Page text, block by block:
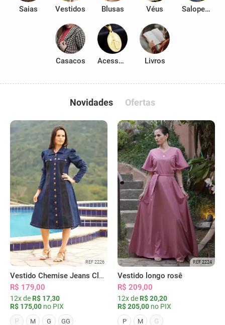
Saias Vestidos Blusas Véus Salopetes
Casacos Acessórios Livros
Novidades Ofertas
REF 2226
Vestido Chemise Jeans Clássica Serena
R$ 179,00
12x de R$ 17,30
R$ 175,00 no PIX
P
M G GG
REF 2224
Vestido longo rosê
R$ 209,00
12x de R$ 20,20
R$ 205,00 no PIX
P M G